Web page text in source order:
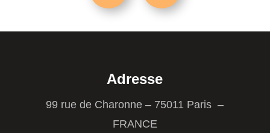
Adresse
99 rue de Charonne – 75011 Paris –
FRANCE